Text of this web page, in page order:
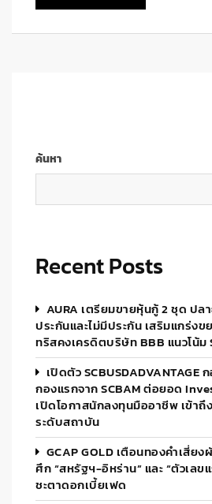
ค้นหา
Recent Posts
AURA เตรียมขายหุ้นกู้ 2 ชุด ปล
ประกันและไม่มีประกัน เสริมแกร่งข
ทริสคงเครดิตบริษัท BBB แนวโน้ม
เปิดตัว SCBUSDADVANTAGE
กองแรกจาก SCBAM ต่อยอด
เปิดโอกาสนักลงทุนมืออาชีพ เข้า
ระดับสถาบัน
GCAP GOLD เตือนทองคำเสี่ย
ศึก “สหรัฐฯ-อิหร่าน” และ “ตัวเลข
ชะตาดอกเบี้ยเฟด